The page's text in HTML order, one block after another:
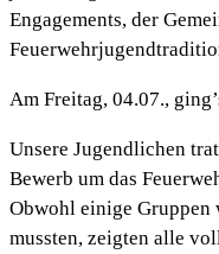
Engagements, der
Am Freitag, 04.07.,
Unsere Jugendlichen
Bewerb um das
Obwohl einige Gruppen
mussten, zeigten alle